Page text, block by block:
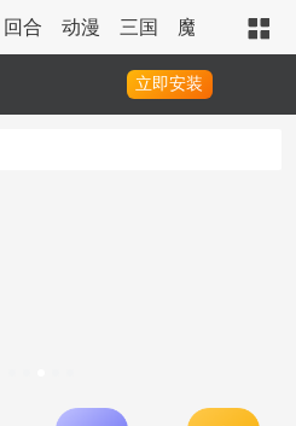
回合 动漫 三国 魔幻 策略
立即安装